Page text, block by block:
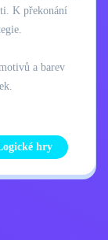
K překonání
a barev
hry